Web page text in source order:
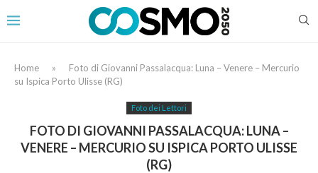
Home »
Foto di Giovanni Passalacqua: Luna – Venere – Mercurio
su Ispica Porto Ulisse (RG)
Foto dei Lettori
FOTO DI GIOVANNI PASSALACQUA: LUNA –
VENERE – MERCURIO SU ISPICA PORTO ULISSE
(RG)